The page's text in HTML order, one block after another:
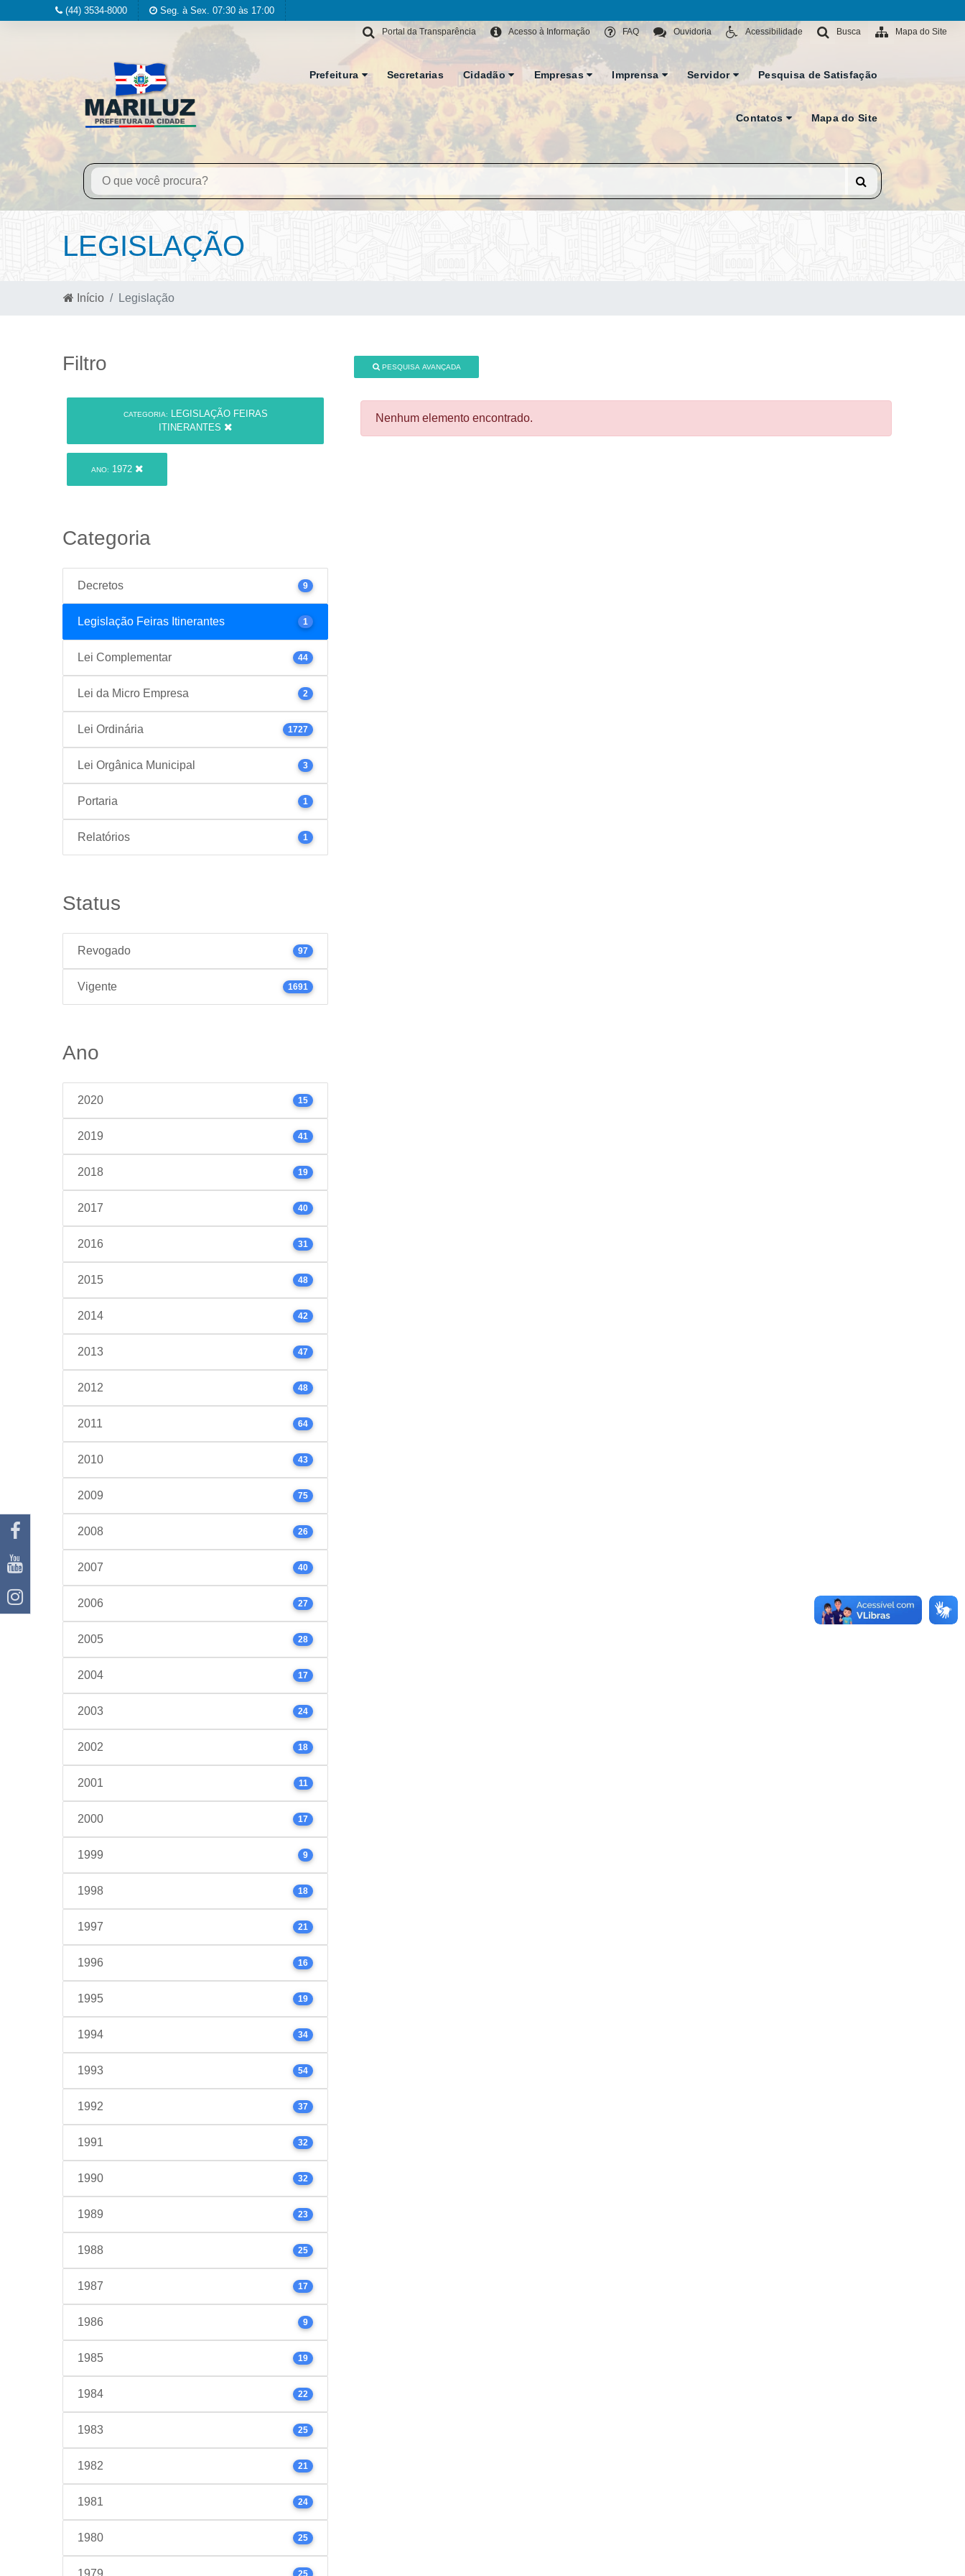
(44) 3534-8000 Seg. à Sex. 07:30 às 17:00
Mapa do Site
Busca
Acessibilidade
Ouvidoria
FAQ
Acesso à Informação
Portal da Transparência
Prefeitura Secretarias Cidadão Empresas Imprensa Servidor Pesquisa de Satisfação
Contatos Mapa do Site
LEGISLAÇÃO
Início Legislação
Filtro
CATEGORIA:
LEGISLAÇÃO FEIRAS
ITINERANTES
ANO: 1972
Categoria
Decretos 9
Legislação Feiras Itinerantes 1
Lei Complementar 44
Lei da Micro Empresa 2
Lei Ordinária 1727
Lei Orgânica Municipal 3
Portaria 1
Relatórios 1
Status
Revogado 97
Vigente 1691
Ano
2020 15
2019 41
2018 19
2017 40
2016 31
2015 48
2014 42
2013 47
2012 48
2011 64
2010 43
2009 75
2008 26
2007 40
2006 27
2005 28
2004 17
2003 24
2002 18
2001 11
2000 17
1999 9
1998 18
1997 21
1996 16
1995 19
1994 34
1993 54
1992 37
1991 32
1990 32
1989 23
1988 25
1987 17
1986 9
1985 19
1984 22
1983 25
1982 21
1981 24
1980 25
1979 25
PESQUISA AVANÇADA
Nenhum elemento encontrado.